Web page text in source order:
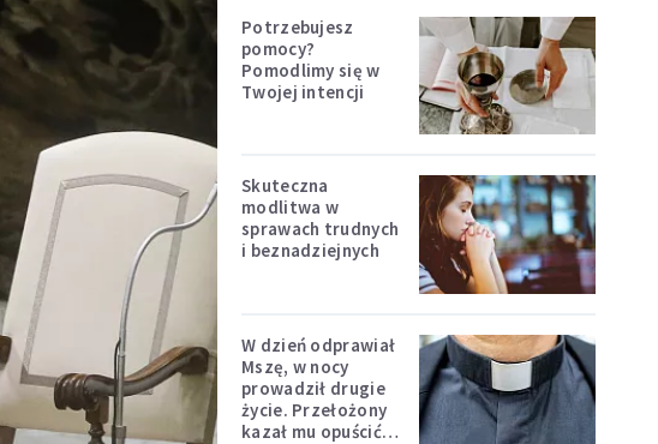
Potrzebujesz
pomocy?
Pomodlimy się w
Twojej intencji
Skuteczna
modlitwa w
sprawach trudnych
i beznadziejnych
W dzień odprawiał
Mszę, w nocy
prowadził drugie
życie. Przełożony
kazał mu opuścić